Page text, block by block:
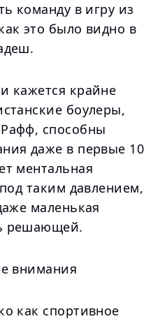
команду в игру из
это было видно в
кажется крайне
боулеры,
способны
даже в первые 10
ментальная
таким давлением,
маленькая
решающей.
внимания
как спортивное